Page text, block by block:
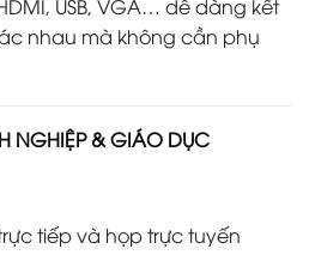
USB, VGA… dễ dàng kết
nhau mà không cần phụ
NGHIỆP & GIÁO DỤC
tiếp và họp trực tuyến